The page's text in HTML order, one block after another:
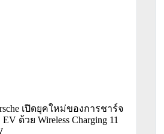
เปิดยุคใหม่ของการชาร์จ
EV ด้วย Wireless Charging 11